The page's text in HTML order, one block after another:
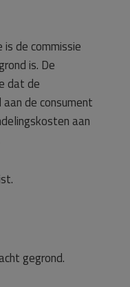
de commissie
is. De
dat de
de consument
aan
gegrond.